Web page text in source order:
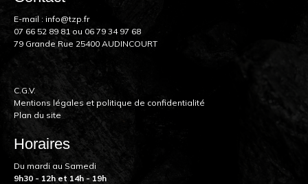
E-mail : info@tzp.fr
07 66 52 89 81 ou 06 79 34 97 68
79 Grande Rue 25400 AUDINCOURT
C.G.V.
Mentions légales et politique de confidentialité
Plan du site
Horaires
Du mardi au Samedi
9h30 - 12h et 14h - 19h